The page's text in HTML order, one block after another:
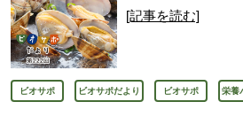
[記事を読む]
ビオサポ ビオサポだより ビオサポ 栄養